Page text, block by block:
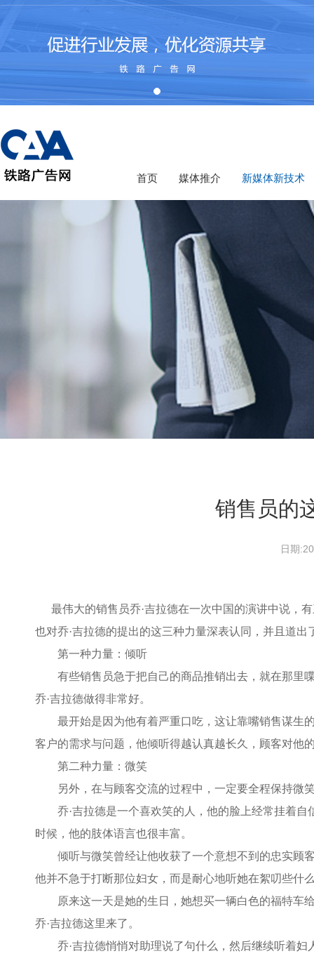
首页 媒体推介 新媒体新技术
销售员的
日期
最伟大的销售员乔·吉拉德在一次中国的演讲中说，
也对乔·吉拉德的提出的这三种力量深表认同，并且道出
第一种力量：倾听
有些销售员急于把自己的商品推销出去，就在那里喋
乔·吉拉德做得非常好。
最开始是因为他有着严重口吃，这让靠嘴销售谋生的
客户的需求与问题，他倾听得越认真越长久，顾客对他
第二种力量：微笑
另外，在与顾客交流的过程中，一定要全程保持微笑
乔·吉拉德是一个喜欢笑的人，他的脸上经常挂着自
时候，他的肢体语言也很丰富。
倾听与微笑曾经让他收获了一个意想不到的忠实顾客
他并不急于打断那位妇女，而是耐心地听她在絮叨些什
原来这一天是她的生日，她想买一辆白色的福特车给
乔·吉拉德这里来了。
乔·吉拉德悄悄对助理说了句什么，然后继续听着妇